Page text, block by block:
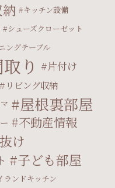
キッチン設備
シューズクローゼット
ングテーブル
り 片付け
リビング収納
屋根裏部屋
不動産情報
け
子ども部屋
ランドキッチン